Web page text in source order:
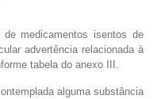
medicamentos isentos de
advertência relacionada à
tabela do anexo III.
alguma substância